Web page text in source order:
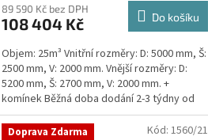
produktu
je
z
5
hvězdiček.
89 590 Kč bez DPH
108 404 Kč Do košíku
Objem: 25m³ Vnitřní rozměry: D: 5000 mm, Š:
2500 mm, V: 2000 mm. Vnější rozměry: D:
5200 mm, Š: 2700 mm, V: 2000 mm. +
komínek Běžná doba dodání 2-3 týdny od
objednávky....
Doprava Zdarma Kód: 1560/21